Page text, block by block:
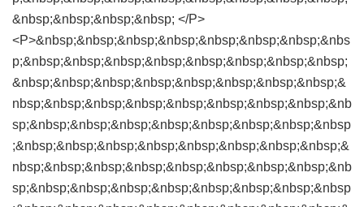
&nbsp;&nbsp;&nbsp;&nbsp; </P>
<P>&nbsp;&nbsp;&nbsp;&nbsp;&nbsp;&nbsp;&nbsp;&nbs
p;&nbsp;&nbsp;&nbsp;&nbsp;&nbsp;&nbsp;&nbsp;&nbsp;
&nbsp;&nbsp;&nbsp;&nbsp;&nbsp;&nbsp;&nbsp;&nbsp;&
nbsp;&nbsp;&nbsp;&nbsp;&nbsp;&nbsp;&nbsp;&nbsp;&nb
sp;&nbsp;&nbsp;&nbsp;&nbsp;&nbsp;&nbsp;&nbsp;&nbsp
;&nbsp;&nbsp;&nbsp;&nbsp;&nbsp;&nbsp;&nbsp;&nbsp;&
nbsp;&nbsp;&nbsp;&nbsp;&nbsp;&nbsp;&nbsp;&nbsp;&nb
sp;&nbsp;&nbsp;&nbsp;&nbsp;&nbsp;&nbsp;&nbsp;&nbsp